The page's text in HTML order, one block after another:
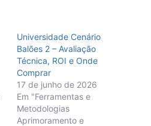
Universidade Cenário
Balões 2 – Avaliação
Técnica, ROI e Onde
Comprar
17 de junho de 2026
Em "Ferramentas e
Metodologias
Aprimoramento e